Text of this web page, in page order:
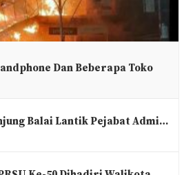
Dan Beberapa Toko
Balai Lantik Pejabat Admi…